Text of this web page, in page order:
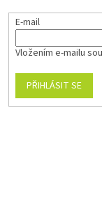
E-mail
Vložením e-mailu
PŘIHLÁSIT SE